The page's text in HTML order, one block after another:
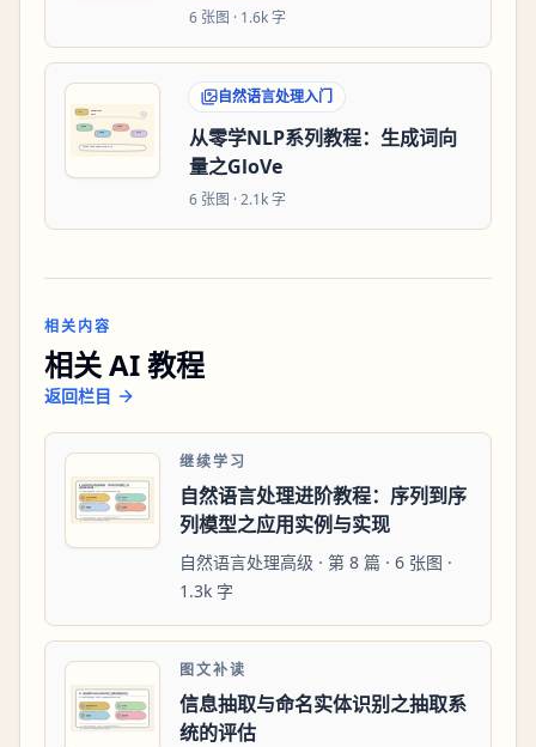
6 张图 · 1.6k 字
自然语言处理入门
从零学NLP系列教程：生成词向
量之GloVe
6 张图 ·2.1k 字
相关内容
相关 AI 教程
返回栏目
继续学习
自然语言处理进阶教程：序列到序
列模型之应用实例与实现
自然语言处理高级 · 第 8 篇 · 6 张图 ·
1.3k 字
图文补读
信息抽取与命名实体识别之抽取系
统的评估